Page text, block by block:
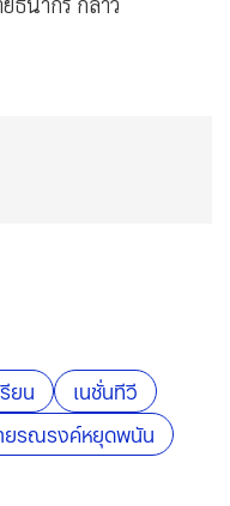
ยน
เนชั่นทีวี
ยรณรงค์หยุดพนัน